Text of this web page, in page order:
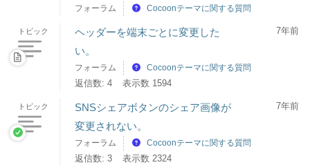
フォーラム Cocoonテーマに関する質問
トピック
ヘッダーを端末ごとに変更した
い。
7年前
フォーラム Cocoonテーマに関する質問
返信数: 4 表示数 1594
トピック
SNSシェアボタンのシェア画像が
変更されない。
7年前
フォーラム Cocoonテーマに関する質問
返信数: 3 表示数 2324